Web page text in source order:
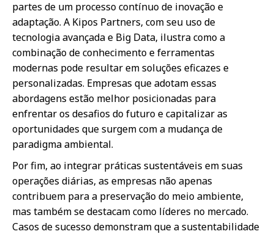
partes de um processo contínuo de inovação e
adaptação. A Kipos Partners, com seu uso de
tecnologia avançada e Big Data, ilustra como a
combinação de conhecimento e ferramentas
modernas pode resultar em soluções eficazes e
personalizadas. Empresas que adotam essas
abordagens estão melhor posicionadas para
enfrentar os desafios do futuro e capitalizar as
oportunidades que surgem com a mudança de
paradigma ambiental.
Por fim, ao integrar práticas sustentáveis em suas
operações diárias, as empresas não apenas
contribuem para a preservação do meio ambiente,
mas também se destacam como líderes no mercado.
Casos de sucesso demonstram que a sustentabilidade